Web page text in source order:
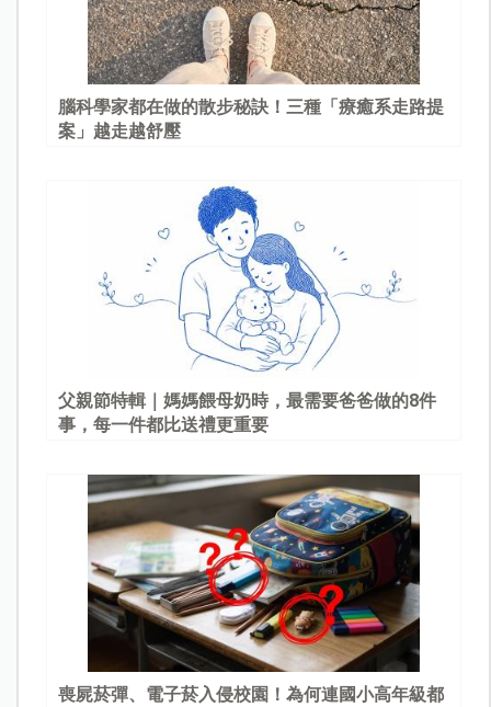
腦科學家都在做的散步秘訣！三種「療癒系走路提
案」越走越舒壓
父親節特輯｜媽媽餵母奶時，最需要爸爸做的8件
事，每一件都比送禮更重要
喪屍菸彈、電子菸入侵校園！為何連國小高年級都